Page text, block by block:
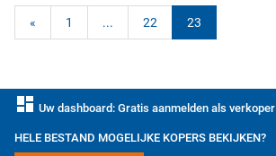
« 1 ... 22 23
dashboard Uw dashboard: Gratis aanmelden als verkoper
HELE BESTAND MOGELIJKE KOPERS BEKIJKEN?